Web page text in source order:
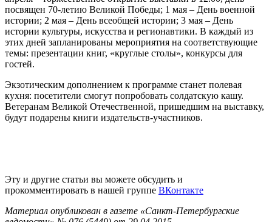
посвящен 70-летию Великой Победы; 1 мая – День военной
истории; 2 мая – День всеобщей истории; 3 мая – День
истории культуры, искусства и регионавтики. В каждый из
этих дней запланированы мероприятия на соответствующие
темы: презентации книг, «круглые столы», конкурсы для
гостей.
Экзотическим дополнением к программе станет полевая
кухня: посетители смогут попробовать солдатскую кашу.
Ветеранам Великой Отечественной, пришедшим на выставку,
будут подарены книги издательств-участников.
Эту и другие статьи вы можете обсудить и
прокомментировать в нашей группе ВКонтакте
Материал опубликован в газете «Санкт-Петербургские